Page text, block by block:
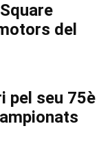
del
pel seu 75è